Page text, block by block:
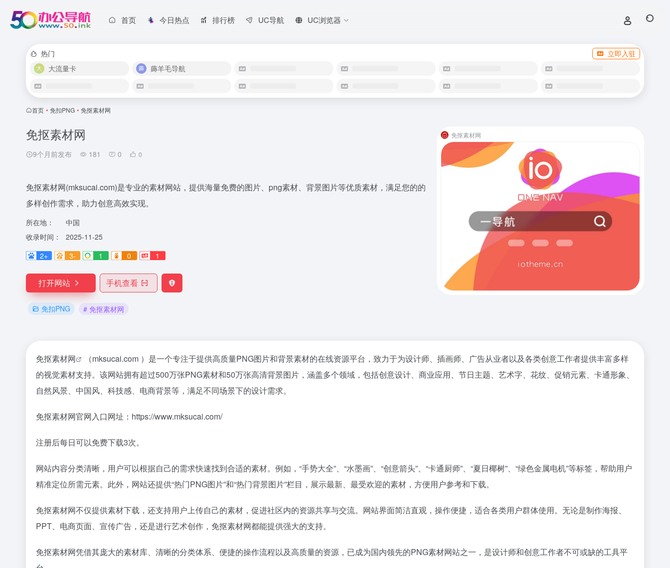
首页 今日热点 排行榜 UC导航 UC浏览器
热门
立即入驻
大流量卡
薅羊毛导航
首页 • 免扣PNG • 免抠素材网
免抠素材网
9个月前发布 181 0 0
免抠素材网(mksucai.com)是专业的素材网站，提供海量免费的图片、png素材、背景图片等优质素材，满足您的的
多样创作需求，助力创意高效实现。
所在地：
中国
收录时间：
2025-11-25
2+
3- 1 0 1
打开网站 手机查看
免扣PNG # 免抠素材网
免抠素材网
免抠素材网
（mksucai.com ）是一个专注于提供高质量PNG图片和背景素材的在线资源平台，致力于为设计师、插画师、广告从业者以及各类创意工作者提供丰富多样
的视觉素材支持。该网站拥有超过500万张PNG素材和50万张高清背景图片，涵盖多个领域，包括创意设计、商业应用、节日主题、艺术字、花纹、促销元素、卡通形象、
自然风景、中国风、科技感、电商背景等，满足不同场景下的设计需求。
免抠素材网官网入口网址：https://www.mksucai.com/
注册后每日可以免费下载3次。
网站内容分类清晰，用户可以根据自己的需求快速找到合适的素材。例如，“手势大全”、“水墨画”、“创意箭头”、“卡通厨师”、“夏日椰树”、“绿色金属电机”等标签，帮助用户
精准定位所需元素。此外，网站还提供“热门PNG图片”和“热门背景图片”栏目，展示最新、最受欢迎的素材，方便用户参考和下载。
免抠素材网不仅提供素材下载，还支持用户上传自己的素材，促进社区内的资源共享与交流。网站界面简洁直观，操作便捷，适合各类用户群体使用。无论是制作海报、
PPT、电商页面、宣传广告，还是进行艺术创作，免抠素材网都能提供强大的支持。
免抠素材网凭借其庞大的素材库、清晰的分类体系、便捷的操作流程以及高质量的资源，已成为国内领先的PNG素材网站之一，是设计师和创意工作者不可或缺的工具平